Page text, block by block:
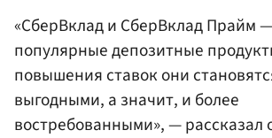
«СберВклад и СберВклад Прайм
популярные депозитные
повышения ставок они
выгодными, а значит, и более
востребованными», — рассказал